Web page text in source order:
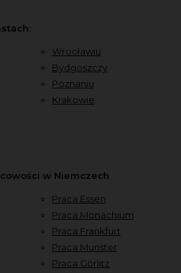
Wrocławiu
Bydgoszczy
Poznaniu
Krakowie
w Niemczech
Praca Essen
Praca Monachium
Praca Frankfurt
Praca Munster
Praca Görlitz